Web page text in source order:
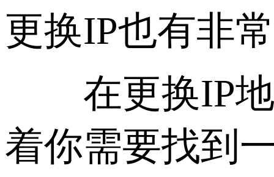
更换IP也有非
在更换IP地
着你需要找到